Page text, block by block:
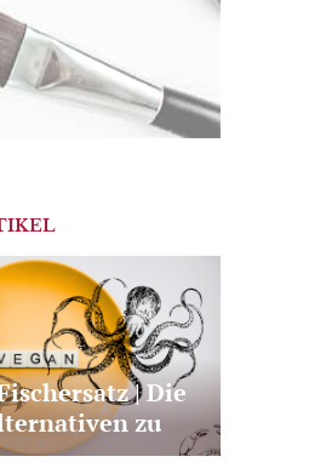
| Die
zu
und Co.